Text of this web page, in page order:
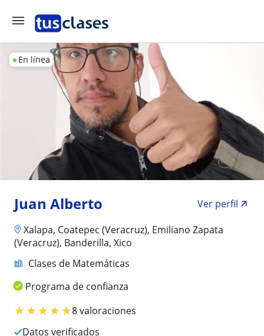
En línea
Juan Alberto
Ver perfil
Xalapa, Coatepec (Veracruz), Emiliano Zapata
(Veracruz), Banderilla, Xico
Clases de Matemáticas
Programa de confianza
★★★★★8 valoraciones
Datos verificados